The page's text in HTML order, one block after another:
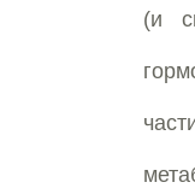
(и